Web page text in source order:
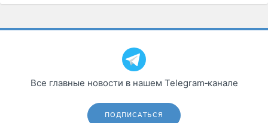
Все главные новости в нашем Telegram‑канале
ПОДПИСАТЬСЯ